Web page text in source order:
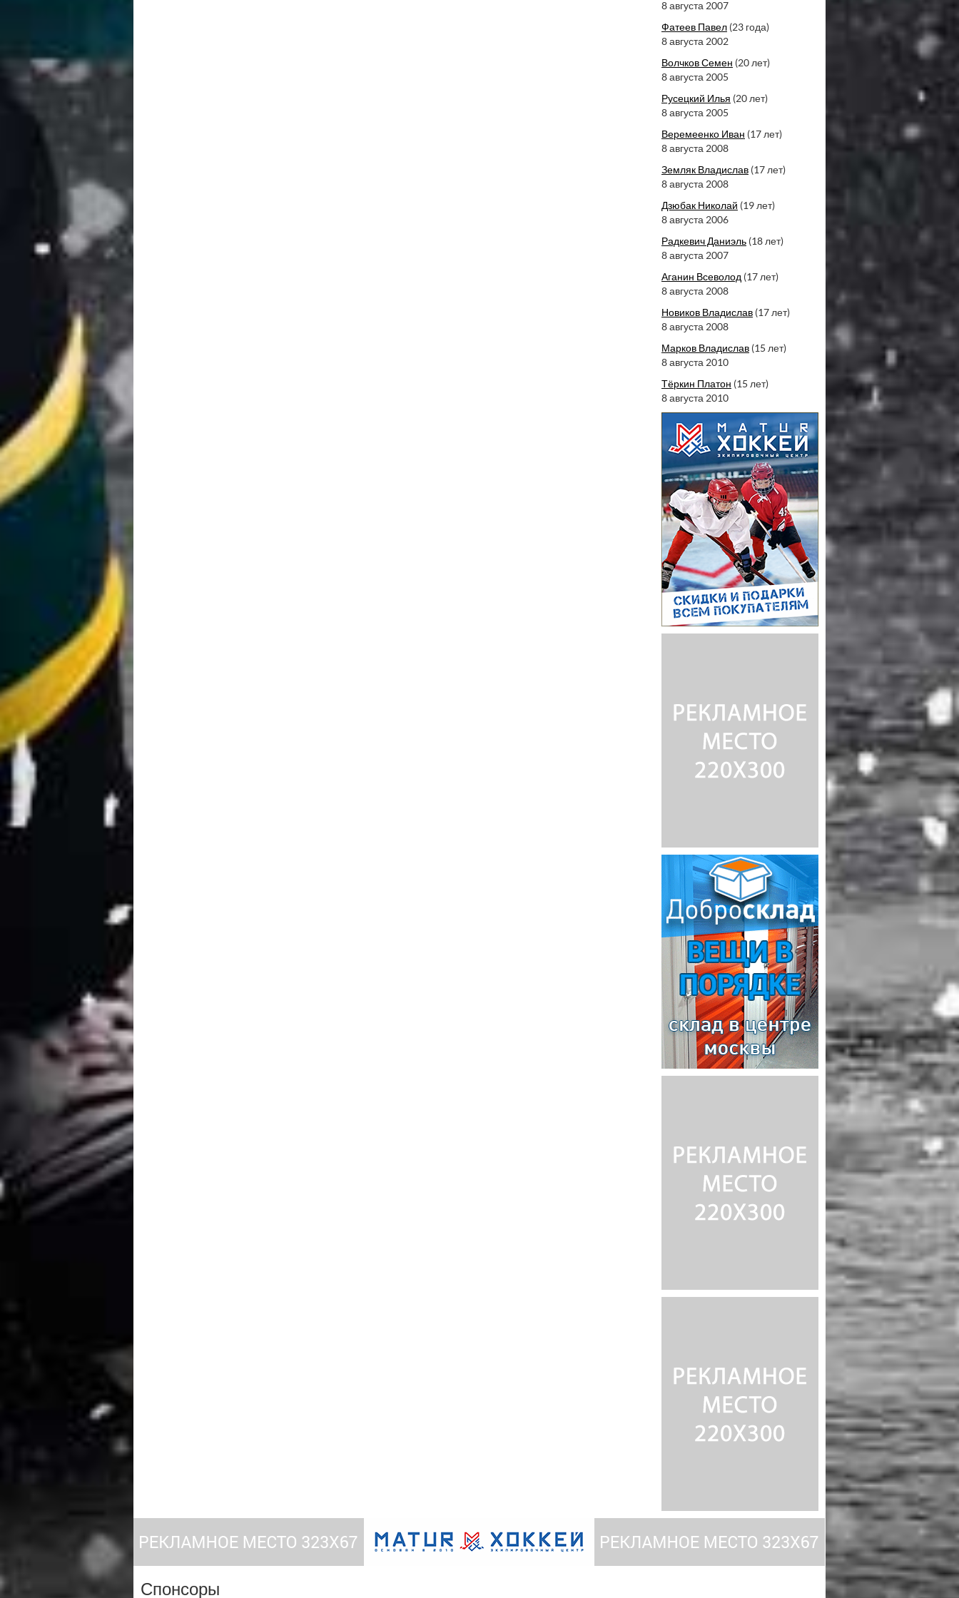
8 августа 2007
Фатеев Павел (23 года)
8 августа 2002
Волчков Семен (20 лет)
8 августа 2005
Русецкий Илья (20 лет)
8 августа 2005
Веремеенко Иван (17 лет)
8 августа 2008
Земляк Владислав (17 лет)
8 августа 2008
Дзюбак Николай (19 лет)
8 августа 2006
Радкевич Даниэль (18 лет)
8 августа 2007
Аганин Всеволод (17 лет)
8 августа 2008
Новиков Владислав (17 лет)
8 августа 2008
Марков Владислав (15 лет)
8 августа 2010
Тёркин Платон (15 лет)
8 августа 2010
Спонсоры